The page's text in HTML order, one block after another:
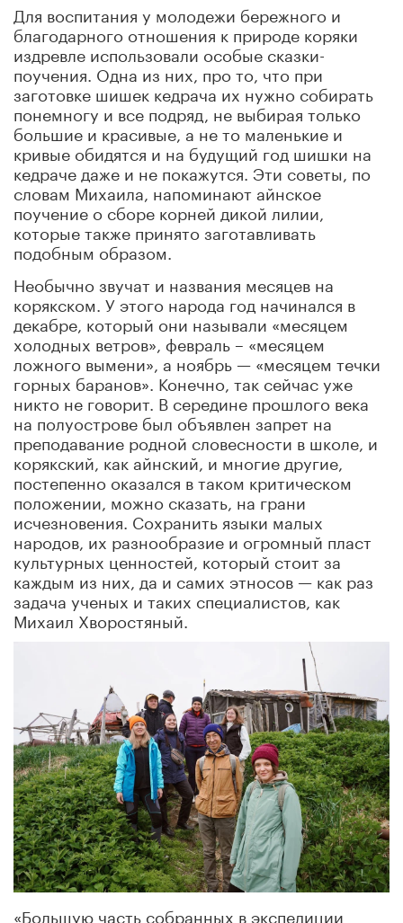
Для воспитания у молодежи бережного и
благодарного отношения к природе коряки
издревле использовали особые сказки-
поучения. Одна из них, про то, что при
заготовке шишек кедрача их нужно собирать
понемногу и все подряд, не выбирая только
большие и красивые, а не то маленькие и
кривые обидятся и на будущий год шишки на
кедраче даже и не покажутся. Эти советы, по
словам Михаила, напоминают айнское
поучение о сборе корней дикой лилии,
которые также принято заготавливать
подобным образом.
Необычно звучат и названия месяцев на
корякском. У этого народа год начинался в
декабре, который они называли «месяцем
холодных ветров», февраль – «месяцем
ложного вымени», а ноябрь — «месяцем течки
горных баранов». Конечно, так сейчас уже
никто не говорит. В середине прошлого века
на полуострове был объявлен запрет на
преподавание родной словесности в школе, и
корякский, как айнский, и многие другие,
постепенно оказался в таком критическом
положении, можно сказать, на грани
исчезновения. Сохранить языки малых
народов, их разнообразие и огромный пласт
культурных ценностей, который стоит за
каждым из них, да и самих этносов — как раз
задача ученых и таких специалистов, как
Михаил Хворостяный.
«Большую часть собранных в экспедиции